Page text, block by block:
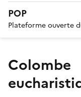
POP
Plateforme ouverte
Colombe